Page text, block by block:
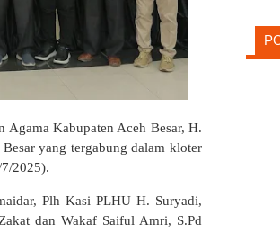
Agama Kabupaten Aceh Besar, H.
yang tergabung dalam kloter
2025).
Plh Kasi PLHU H. Suryadi,
dan Wakaf Saiful Amri, S.Pd